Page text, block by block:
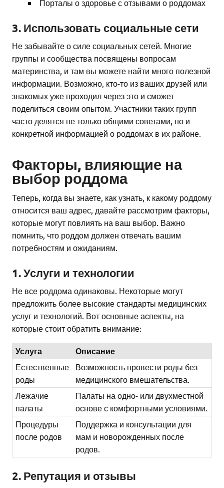
Порталы о здоровье с отзывами о роддомах
3. Использовать социальные сети
Не забывайте о силе социальных сетей. Многие
группы и сообщества посвящены вопросам
материнства, и там вы можете найти много полезной
информации. Возможно, кто-то из ваших друзей или
знакомых уже проходил через это и сможет
поделиться своим опытом. Участники таких групп
часто делятся не только общими советами, но и
конкретной информацией о роддомах в их районе.
Факторы, влияющие на
выбор роддома
Теперь, когда вы знаете, как узнать, к какому роддому
относится ваш адрес, давайте рассмотрим факторы,
которые могут повлиять на ваш выбор. Важно
помнить, что роддом должен отвечать вашим
потребностям и ожиданиям.
1. Услуги и технологии
Не все роддома одинаковы. Некоторые могут
предложить более высокие стандарты медицинских
услуг и технологий. Вот основные аспекты, на
которые стоит обратить внимание:
Услуга Описание
Естественные
роды
Возможность провести роды без
медицинского вмешательства.
Лежачие
палаты
Палаты на одно- или двухместной
основе с комфортными условиями.
Процедуры
после родов
Поддержка и консультации для
мам и новорожденных после
родов.
2. Репутация и отзывы